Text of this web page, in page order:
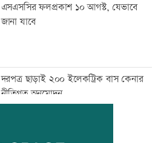
এসএসসির ফলপ্রকাশ ১০ আগস্ট, যেভাবে
জানা যাবে
দরপত্র ছাড়াই ২০০ ইলেকট্রিক বাস কেনার
নীতিগত অনুমোদন